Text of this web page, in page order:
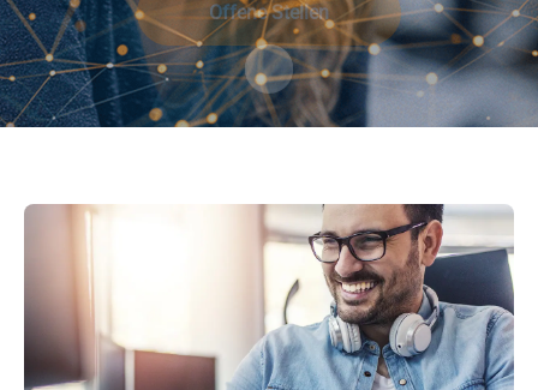
Offene Stellen
Zum Inhalt scrollen